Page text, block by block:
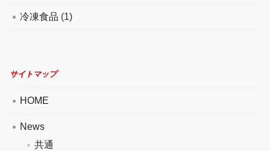
冷凍食品 (1)
サイトマップ
HOME
News
共通